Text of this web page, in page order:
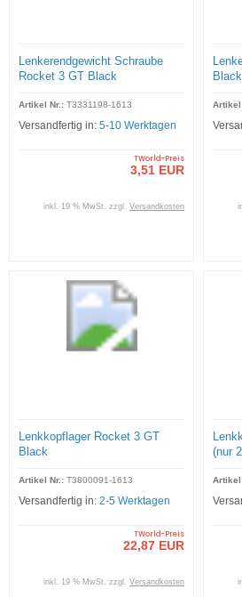
Lenkerendgewicht Schraube
Rocket 3 GT Black
Artikel Nr.: T3331198-1613
Versandfertig in: 5-10 Werktagen
TWorld-Preis
3,51 EUR
inkl. 19 % MwSt. zzgl. Versandkosten
Black
Artikel
Lenkkopflager Rocket 3 GT
Black
Artikel Nr.: T3800091-1613
Versandfertig in: 2-5 Werktagen
TWorld-Preis
22,87 EUR
inkl. 19 % MwSt. zzgl. Versandkosten
(nur
Artikel